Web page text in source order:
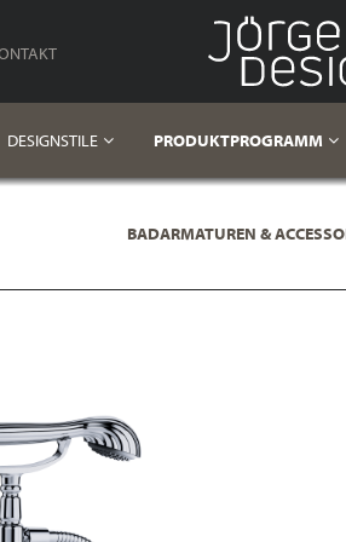
DESIGNSTILE PRODUKTPROGRAMM
BADARMATUREN &